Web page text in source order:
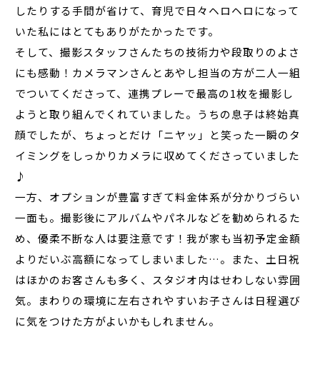
したりする手間が省けて、育児で日々ヘロヘロになって
いた私にはとてもありがたかったです。
そして、撮影スタッフさんたちの技術力や段取りのよさ
にも感動！カメラマンさんとあやし担当の方が二人一組
でついてくださって、連携プレーで最高の1枚を撮影し
ようと取り組んでくれていました。うちの息子は終始真
顔でしたが、ちょっとだけ「ニヤッ」と笑った一瞬のタ
イミングをしっかりカメラに収めてくださっていました
♪
一方、オプションが豊富すぎて料金体系が分かりづらい
一面も。撮影後にアルバムやパネルなどを勧められるた
め、優柔不断な人は要注意です！我が家も当初予定金額
よりだいぶ高額になってしまいました…。また、土日祝
はほかのお客さんも多く、スタジオ内はせわしない雰囲
気。まわりの環境に左右されやすいお子さんは日程選び
に気をつけた方がよいかもしれません。